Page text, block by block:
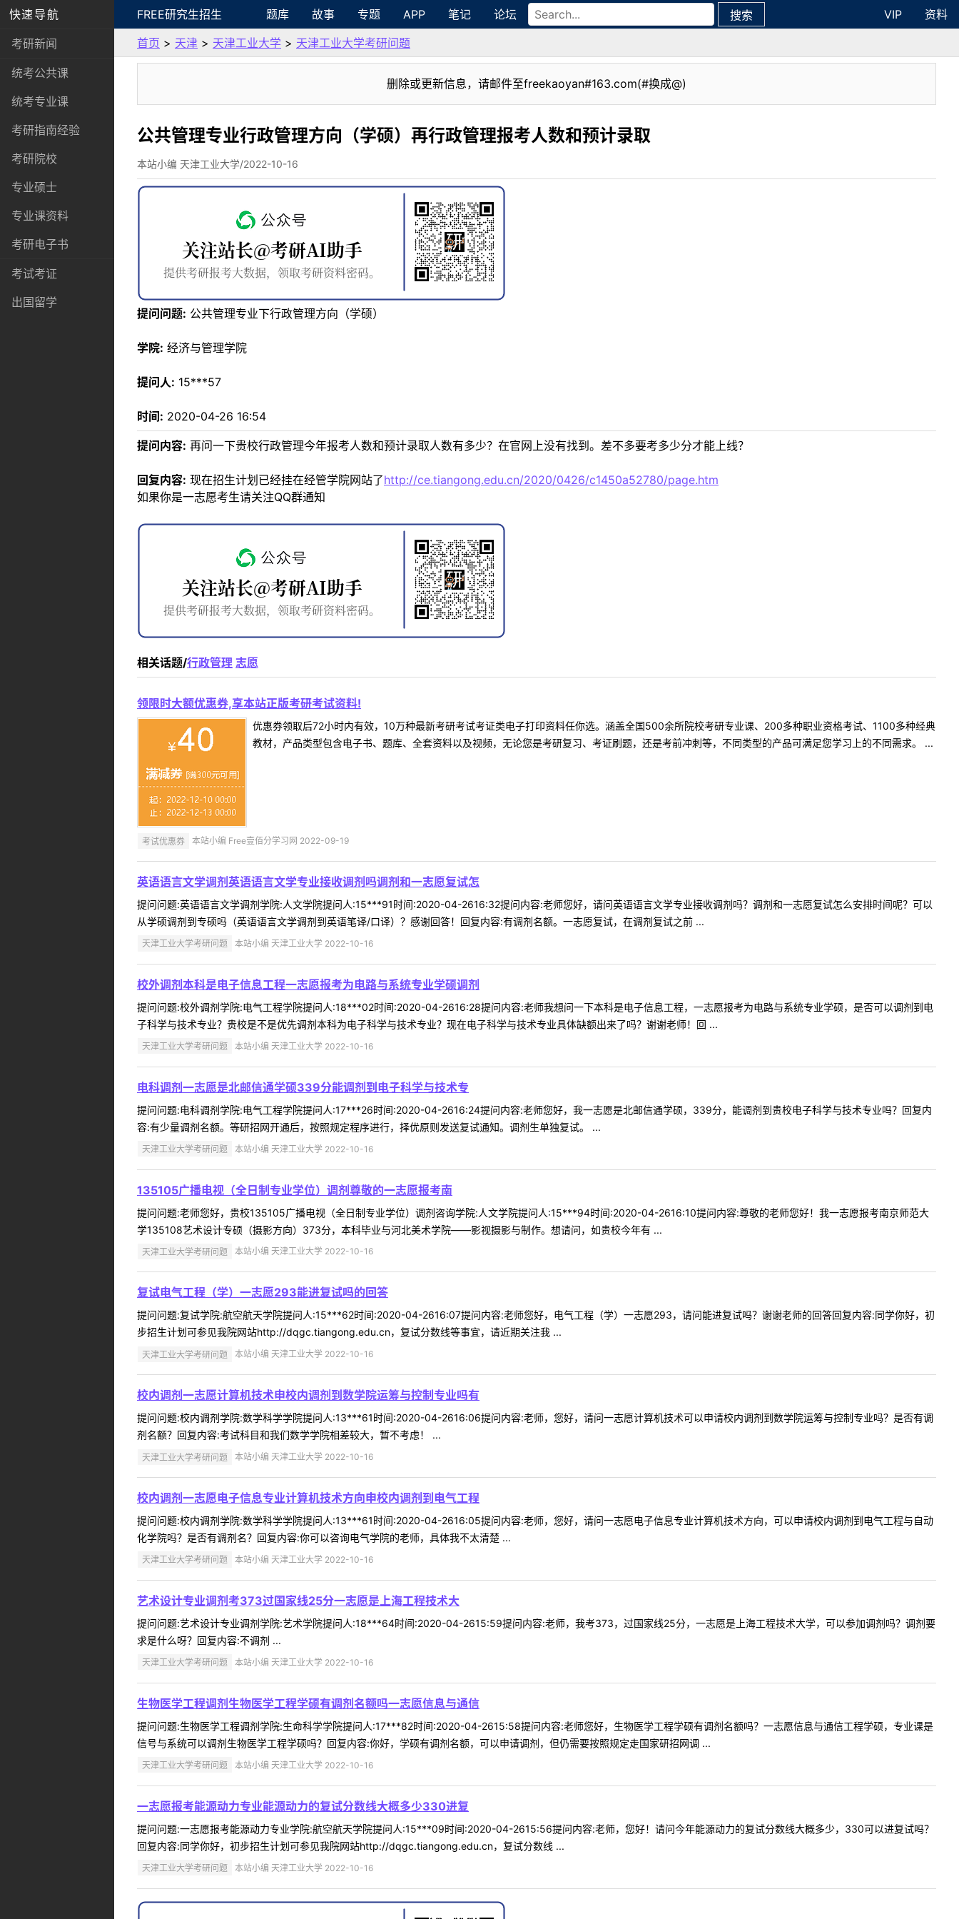
快速导航
考研新闻
统考公共课
统考专业课
考研指南经验
考研院校
专业硕士
专业课资料
考研电子书
考试考证
出国留学
FREE研究生招生 题库 故事 专题 APP 笔记 论坛 搜索 VIP
资料
首页 > 天津 > 天津工业大学 > 天津工业大学考研问题
删除或更新信息，请邮件至freekaoyan#163.com(#换成@)
公共管理专业行政管理方向（学硕）再行政管理报考人数和预计录取
本站小编 天津工业大学/2022-10-16
提问问题: 公共管理专业下行政管理方向（学硕）
学院: 经济与管理学院
提问人: 15***57
时间: 2020-04-26 16:54
提问内容: 再问一下贵校行政管理今年报考人数和预计录取人数有多少？在官网上没有找到。差不多要考多少分才能上线？
回复内容: 现在招生计划已经挂在经管学院网站了http://ce.tiangong.edu.cn/2020/0426/c1450a52780/page.htm
如果你是一志愿考生请关注QQ群通知
相关话题/行政管理 志愿
领限时大额优惠券,享本站正版考研考试资料!
优惠券领取后72小时内有效，10万种最新考研考试考证类电子打印资料任你选。涵盖全国500余所院校考研专业课、200多种职业资格考试、1100多种经典
教材，产品类型包含电子书、题库、全套资料以及视频，无论您是考研复习、考证刷题，还是考前冲刺等，不同类型的产品可满足您学习上的不同需求。 ...
考试优惠券 本站小编 Free壹佰分学习网 2022-09-19
英语语言文学调剂英语语言文学专业接收调剂吗调剂和一志愿复试怎
提问问题:英语语言文学调剂学院:人文学院提问人:15***91时间:2020-04-2616:32提问内容:老师您好，请问英语语言文学专业接收调剂吗？调剂和一志愿复试怎么安排时间呢？可以
从学硕调剂到专硕吗（英语语言文学调剂到英语笔译/口译）？感谢回答！回复内容:有调剂名额。一志愿复试，在调剂复试之前 ...
天津工业大学考研问题 本站小编 天津工业大学 2022-10-16
校外调剂本科是电子信息工程一志愿报考为电路与系统专业学硕调剂
提问问题:校外调剂学院:电气工程学院提问人:18***02时间:2020-04-2616:28提问内容:老师我想问一下本科是电子信息工程，一志愿报考为电路与系统专业学硕，是否可以调剂到电
子科学与技术专业？贵校是不是优先调剂本科为电子科学与技术专业？现在电子科学与技术专业具体缺额出来了吗？谢谢老师！回 ...
天津工业大学考研问题 本站小编 天津工业大学 2022-10-16
电科调剂一志愿是北邮信通学硕339分能调剂到电子科学与技术专
提问问题:电科调剂学院:电气工程学院提问人:17***26时间:2020-04-2616:24提问内容:老师您好，我一志愿是北邮信通学硕，339分，能调剂到贵校电子科学与技术专业吗？回复内
容:有少量调剂名额。等研招网开通后，按照规定程序进行，择优原则发送复试通知。调剂生单独复试。 ...
天津工业大学考研问题 本站小编 天津工业大学 2022-10-16
135105广播电视（全日制专业学位）调剂尊敬的一志愿报考南
提问问题:老师您好，贵校135105广播电视（全日制专业学位）调剂咨询学院:人文学院提问人:15***94时间:2020-04-2616:10提问内容:尊敬的老师您好！我一志愿报考南京师范大
学135108艺术设计专硕（摄影方向）373分，本科毕业与河北美术学院——影视摄影与制作。想请问，如贵校今年有 ...
天津工业大学考研问题 本站小编 天津工业大学 2022-10-16
复试电气工程（学）一志愿293能进复试吗的回答
提问问题:复试学院:航空航天学院提问人:15***62时间:2020-04-2616:07提问内容:老师您好，电气工程（学）一志愿293，请问能进复试吗？谢谢老师的回答回复内容:同学你好，初
步招生计划可参见我院网站http://dqgc.tiangong.edu.cn，复试分数线等事宜，请近期关注我 ...
天津工业大学考研问题 本站小编 天津工业大学 2022-10-16
校内调剂一志愿计算机技术申校内调剂到数学院运筹与控制专业吗有
提问问题:校内调剂学院:数学科学学院提问人:13***61时间:2020-04-2616:06提问内容:老师，您好，请问一志愿计算机技术可以申请校内调剂到数学院运筹与控制专业吗？是否有调
剂名额？回复内容:考试科目和我们数学学院相差较大，暂不考虑！ ...
天津工业大学考研问题 本站小编 天津工业大学 2022-10-16
校内调剂一志愿电子信息专业计算机技术方向申校内调剂到电气工程
提问问题:校内调剂学院:数学科学学院提问人:13***61时间:2020-04-2616:05提问内容:老师，您好，请问一志愿电子信息专业计算机技术方向，可以申请校内调剂到电气工程与自动
化学院吗？是否有调剂名？回复内容:你可以咨询电气学院的老师，具体我不太清楚 ...
天津工业大学考研问题 本站小编 天津工业大学 2022-10-16
艺术设计专业调剂考373过国家线25分一志愿是上海工程技术大
提问问题:艺术设计专业调剂学院:艺术学院提问人:18***64时间:2020-04-2615:59提问内容:老师，我考373，过国家线25分，一志愿是上海工程技术大学，可以参加调剂吗？调剂要
求是什么呀？回复内容:不调剂 ...
天津工业大学考研问题 本站小编 天津工业大学 2022-10-16
生物医学工程调剂生物医学工程学硕有调剂名额吗一志愿信息与通信
提问问题:生物医学工程调剂学院:生命科学学院提问人:17***82时间:2020-04-2615:58提问内容:老师您好，生物医学工程学硕有调剂名额吗？一志愿信息与通信工程学硕，专业课是
信号与系统可以调剂生物医学工程学硕吗？回复内容:你好，学硕有调剂名额，可以申请调剂，但仍需要按照规定走国家研招网调 ...
天津工业大学考研问题 本站小编 天津工业大学 2022-10-16
一志愿报考能源动力专业能源动力的复试分数线大概多少330进复
提问问题:一志愿报考能源动力专业学院:航空航天学院提问人:15***09时间:2020-04-2615:56提问内容:老师，您好！请问今年能源动力的复试分数线大概多少，330可以进复试吗？
回复内容:同学你好，初步招生计划可参见我院网站http://dqgc.tiangong.edu.cn，复试分数线 ...
天津工业大学考研问题 本站小编 天津工业大学 2022-10-16